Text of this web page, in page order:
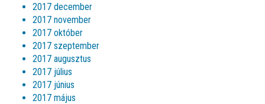
2017 december
2017 november
2017 október
2017 szeptember
2017 augusztus
2017 július
2017 június
2017 május